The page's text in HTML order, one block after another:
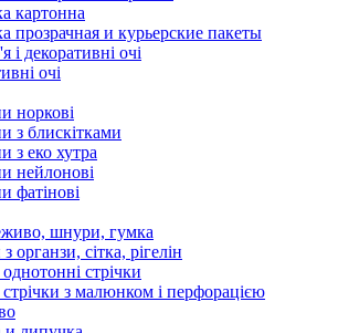
картонна
прозрачная и курьерские пакеты
декоративні очі
очі
норкові
з блискітками
з еко хутра
нейлонові
фатінові
шнури, гумка
органзи, сітка, рігелін
стрічки
стрічки з малюнком і перфорацією